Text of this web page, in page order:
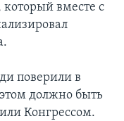
вместе с
поверили в
должно быть
Конгрессом.